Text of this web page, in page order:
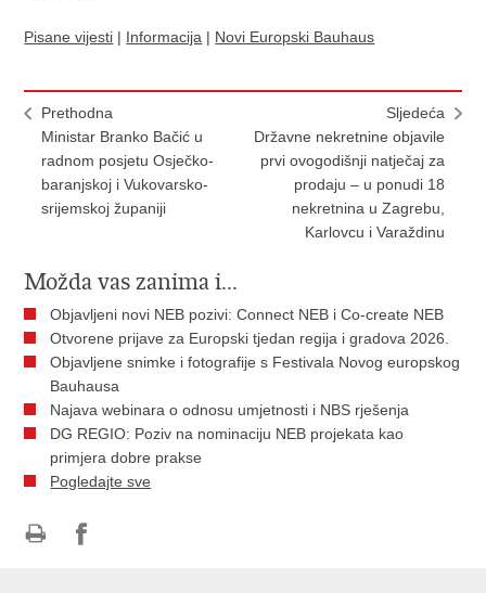
Pisane vijesti | Informacija | Novi Europski Bauhaus
Prethodna
Ministar Branko Bačić u
radnom posjetu Osječko-
baranjskoj i Vukovarsko-
srijemskoj županiji
Sljedeća
Državne nekretnine objavile
prvi ovogodišnji natječaj za
prodaju – u ponudi 18
nekretnina u Zagrebu,
Karlovcu i Varaždinu
Možda vas zanima i...
​Objavljeni novi NEB pozivi: Connect NEB i Co-create NEB
Otvorene prijave za Europski tjedan regija i gradova 2026.
Objavljene snimke i fotografije s Festivala Novog europskog
Bauhausa
Najava webinara o odnosu umjetnosti i NBS rješenja
DG REGIO: Poziv na nominaciju NEB projekata kao
primjera dobre prakse
Pogledajte sve